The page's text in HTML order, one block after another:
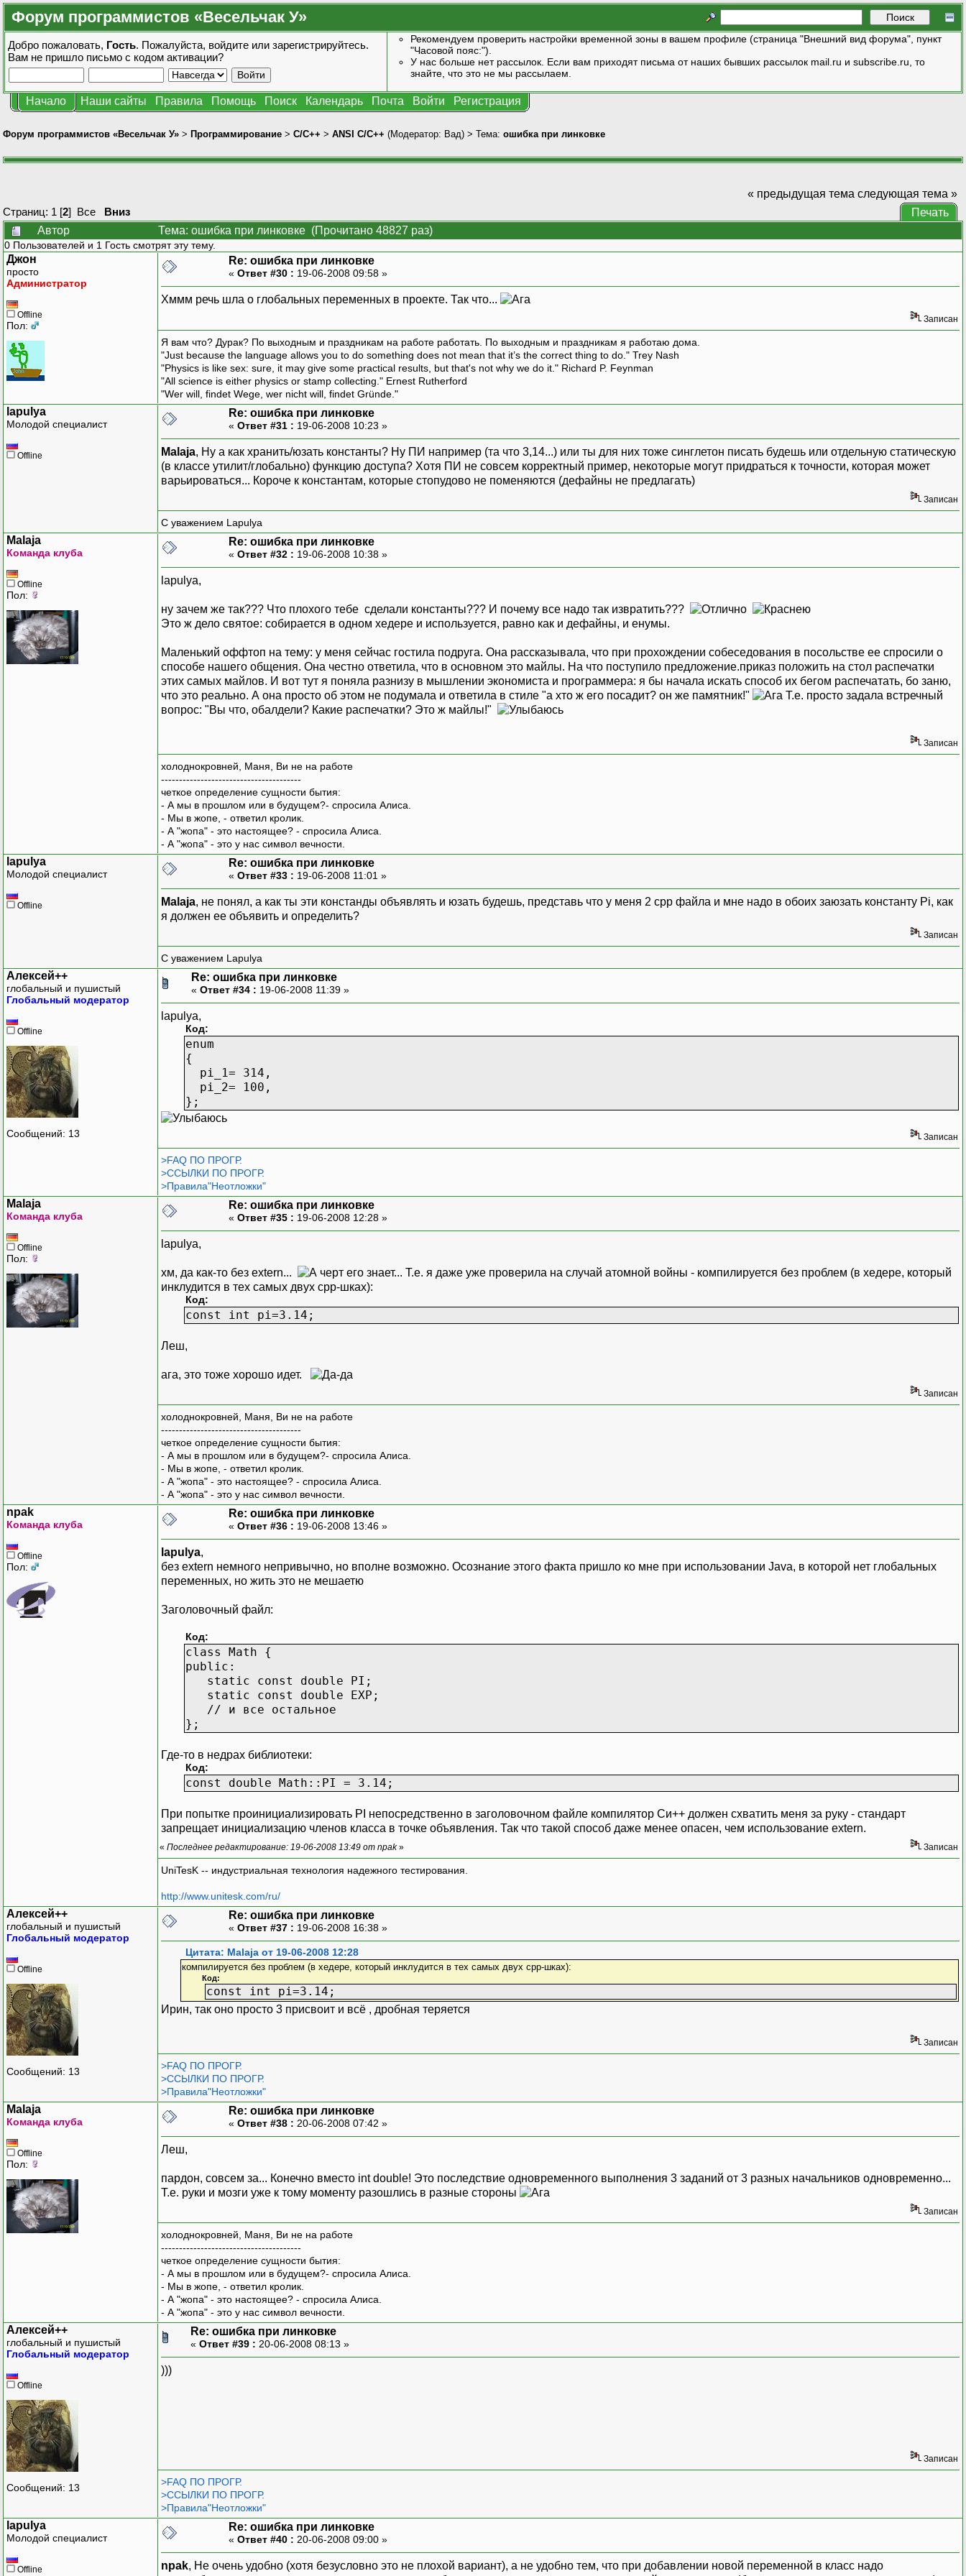
Форум программистов «Весельчак У»
Добро пожаловать, Гость. Пожалуйста, войдите или зарегистрируйтесь.
Вам не пришло письмо с кодом активации?
Рекомендуем проверить настройки временной зоны в вашем профиле (страница "Внешний вид форума", пункт
"Часовой пояс:").
У нас больше нет рассылок. Если вам приходят письма от наших бывших рассылок mail.ru и subscribe.ru, то
знайте, что это не мы рассылаем.
Начало Наши сайты Правила Помощь Поиск Календарь Почта Войти Регистрация
Форум программистов «Весельчак У» > Программирование > C/C++ > ANSI С/С++ (Модератор: Вад) > Тема: ошибка при линковке
Страниц: 1 [2] Все Вниз
« предыдущая тема следующая тема »
Печать
Автор
Тема: ошибка при линковке (Прочитано 48827 раз)
0 Пользователей и 1 Гость смотрят эту тему.
Джон
просто
Администратор
Offline
Пол:
Re: ошибка при линковке
« Ответ #30 : 19-06-2008 09:58 »
Хммм речь шла о глобальных переменных в проекте. Так что...
Записан
Я вам что? Дурак? По выходным и праздникам на работе работать. По выходным и праздникам я работаю дома.
"Just because the language allows you to do something does not mean that it’s the correct thing to do." Trey Nash
"Physics is like sex: sure, it may give some practical results, but that's not why we do it." Richard P. Feynman
"All science is either physics or stamp collecting." Ernest Rutherford
"Wer will, findet Wege, wer nicht will, findet Gründe."
lapulya
Молодой специалист
Offline
Re: ошибка при линковке
« Ответ #31 : 19-06-2008 10:23 »
Malaja, Ну а как хранить/юзать константы? Ну ПИ например (та что 3,14...) или ты для них тоже синглетон писать будешь или отдельную статическую
(в классе утилит/глобально) функцию доступа? Хотя ПИ не совсем корректный пример, некоторые могут придраться к точности, которая может
варьироваться... Короче к константам, которые стопудово не поменяются (дефайны не предлагать)
Записан
С уважением Lapulya
Malaja
Команда клуба
Offline
Пол:
Re: ошибка при линковке
« Ответ #32 : 19-06-2008 10:38 »
lapulya,
ну зачем же так??? Что плохого тебе сделали константы??? И почему все надо так извратить???
Это ж дело святое: собирается в одном хедере и используется, равно как и дефайны, и енумы.
Маленький оффтоп на тему: у меня сейчас гостила подруга. Она рассказывала, что при прохождении собеседования в посольстве ее спросили о
способе нашего общения. Она честно ответила, что в основном это майлы. На что поступило предложение.приказ положить на стол распечатки
этих самых майлов. И вот тут я поняла разнизу в мышлении экономиста и программера: я бы начала искать способ их бегом распечатать, бо заню,
что это реально. А она просто об этом не подумала и ответила в стиле "а хто ж его посадит? он же памятник!"
Т.е. просто задала встречный
вопрос: "Вы что, обалдели? Какие распечатки? Это ж майлы!"
Записан
холоднокровней, Маня, Ви не на работе
---------------------------------------
четкое определение сущности бытия:
- А мы в прошлом или в будущем?- спросила Алиса.
- Мы в жопе, - ответил кролик.
- А "жопа" - это настоящее? - спросила Алиса.
- А "жопа" - это у нас символ вечности.
lapulya
Молодой специалист
Offline
Re: ошибка при линковке
« Ответ #33 : 19-06-2008 11:01 »
Malaja, не понял, а как ты эти констанды объявлять и юзать будешь, представь что у меня 2 cpp файла и мне надо в обоих заюзать константу Pi, как
я должен ее объявить и определить?
Записан
С уважением Lapulya
Алексей++
глобальный и пушистый
Глобальный модератор
Offline
Сообщений: 13
Re: ошибка при линковке
« Ответ #34 : 19-06-2008 11:39 »
lapulya,
Код:
enum
{
pi_1= 314,
pi_2= 100,
};
Записан
>FAQ ПО ПРОГР.
>ССЫЛКИ ПО ПРОГР.
>Правила"Неотложки"
Malaja
Команда клуба
Offline
Пол:
Re: ошибка при линковке
« Ответ #35 : 19-06-2008 12:28 »
lapulya,
хм, да как-то без extern...
Т.е. я даже уже проверила на случай атомной войны - компилируется без проблем (в хедере, который
инклудится в тех самых двух срр-шках):
Код:
const int pi=3.14;
Леш,
ага, это тоже хорошо идет.
Записан
холоднокровней, Маня, Ви не на работе
---------------------------------------
четкое определение сущности бытия:
- А мы в прошлом или в будущем?- спросила Алиса.
- Мы в жопе, - ответил кролик.
- А "жопа" - это настоящее? - спросила Алиса.
- А "жопа" - это у нас символ вечности.
npak
Команда клуба
Offline
Пол:
Re: ошибка при линковке
« Ответ #36 : 19-06-2008 13:46 »
lapulya,
без extern немного непривычно, но вполне возможно. Осознание этого факта пришло ко мне при использовании Java, в которой нет глобальных
переменных, но жить это не мешаетю
Заголовочный файл:
Код:
class Math {
public:
static const double PI;
static const double EXP;
// и все остальное
};
Где-то в недрах библиотеки:
Код:
const double Math::PI = 3.14;
При попытке проинициализировать PI непосредственно в заголовочном файле компилятор Си++ должен схватить меня за руку - стандарт
запрещает инициализацию членов класса в точке объявления. Так что такой способ даже менее опасен, чем использование extern.
« Последнее редактирование: 19-06-2008 13:49 от npak» Записан
UniTesK -- индустриальная технология надежного тестирования.
http://www.unitesk.com/ru/
Алексей++
глобальный и пушистый
Глобальный модератор
Offline
Сообщений: 13
Re: ошибка при линковке
« Ответ #37 : 19-06-2008 16:38 »
Цитата: Malaja от 19-06-2008 12:28
компилируется без проблем (в хедере, который инклудится в тех самых двух срр-шках):
Код:
const int pi=3.14;
Ирин, так оно просто 3 присвоит и всё , дробная теряется
Записан
>FAQ ПО ПРОГР.
>ССЫЛКИ ПО ПРОГР.
>Правила"Неотложки"
Malaja
Команда клуба
Offline
Пол:
Re: ошибка при линковке
« Ответ #38 : 20-06-2008 07:42 »
Леш,
пардон, совсем за... Конечно вместо int double! Это последствие одновременного выполнения 3 заданий от 3 разных начальников одновременно...
Т.е. руки и мозги уже к тому моменту разошлись в разные стороны
Записан
холоднокровней, Маня, Ви не на работе
---------------------------------------
четкое определение сущности бытия:
- А мы в прошлом или в будущем?- спросила Алиса.
- Мы в жопе, - ответил кролик.
- А "жопа" - это настоящее? - спросила Алиса.
- А "жопа" - это у нас символ вечности.
Алексей++
глобальный и пушистый
Глобальный модератор
Offline
Сообщений: 13
Re: ошибка при линковке
« Ответ #39 : 20-06-2008 08:13 »
)))
Записан
>FAQ ПО ПРОГР.
>ССЫЛКИ ПО ПРОГР.
>Правила"Неотложки"
lapulya
Молодой специалист
Offline
Re: ошибка при линковке
« Ответ #40 : 20-06-2008 09:00 »
npak, Не очень удобно (хотя безусловно это не плохой вариант), а не удобно тем, что при добавлении новой переменной в класс надо